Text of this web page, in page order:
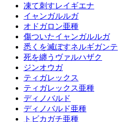
凍て刺すレイギエナ
イャンガルルガ
オドガロン亜種
傷ついたイャンガルルガ
悉くを滅ぼすネルギガンテ
死を纏うヴァルハザク
ジンオウガ
ティガレックス
ティガレックス亜種
ディノバルド
ディノバルド亜種
トビカガチ亜種